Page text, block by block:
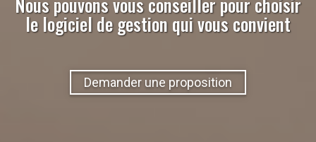
le logiciel de gestion qui vous convient
Demander une proposition